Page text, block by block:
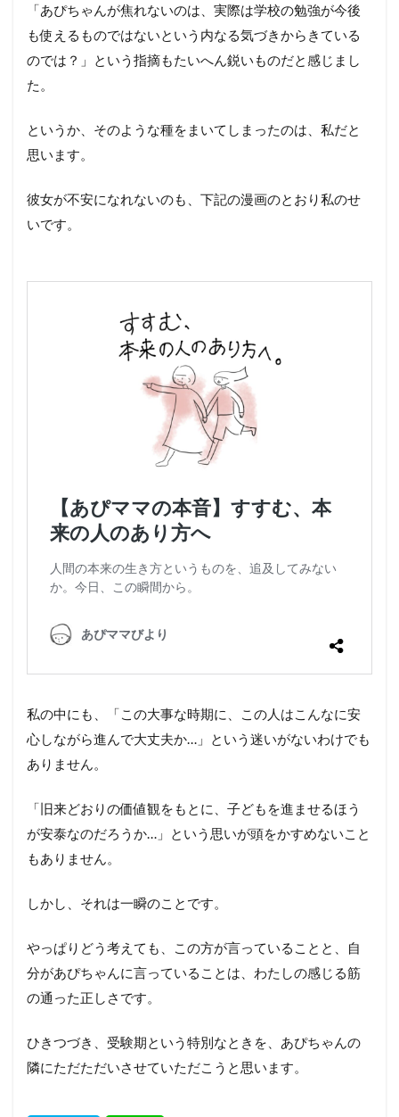
「あぴちゃんが焦れないのは、実際は学校の勉強が今後
も使えるものではないという内なる気づきからきている
のでは？」という指摘もたいへん鋭いものだと感じまし
た。
というか、そのような種をまいてしまったのは、私だと
思います。
彼女が不安になれないのも、下記の漫画のとおり私のせ
いです。
私の中にも、「この大事な時期に、この人はこんなに安
心しながら進んで大丈夫か…」という迷いがないわけでも
ありません。
「旧来どおりの価値観をもとに、子どもを進ませるほう
が安泰なのだろうか…」という思いが頭をかすめないこと
もありません。
しかし、それは一瞬のことです。
やっぱりどう考えても、この方が言っていることと、自
分があぴちゃんに言っていることは、わたしの感じる筋
の通った正しさです。
ひきつづき、受験期という特別なときを、あぴちゃんの
隣にただただいさせていただこうと思います。